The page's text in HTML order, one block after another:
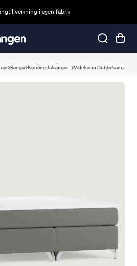
i egen fabrik
Sängar Kontinentalsängar Videhamn Dubbelsäng